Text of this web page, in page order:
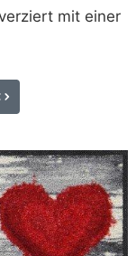
mit einer
Code